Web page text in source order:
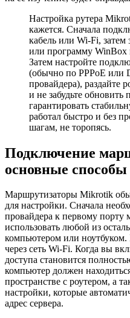
Настройка рутера
кажется. Сначала
кабель или Wi-Fi, затем
или программу WinBox
Затем настройте
(обычно по PPPoE или
провайдера), раздайте
и не забудьте
гарантировать
работал быстро и без
шагам, не торопясь.
Подключение
основные способы
Мaршрутизаторы Mikrotik
для настройки. Сначала
провайдера к первому порту
использовать любой из
компьютером или
через сеть Wi-Fi. Когда вы
доступа становится
компьютер должен
пространстве с роутером, а
настройки, которые
адрес сервера.